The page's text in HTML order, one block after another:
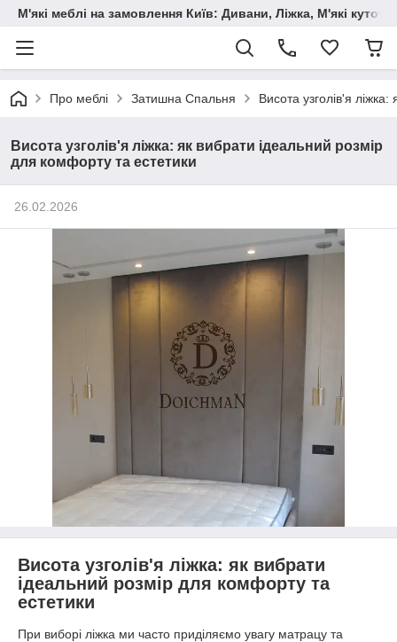
М'які меблі на замовлення Київ: Дивани, Ліжка, М'які
Про меблі Затишна Спальня Висота узголів'я
Висота узголів'я ліжка: як вибрати ідеальний розмір
для комфорту та естетики
26.02.2026
Висота узголів'я ліжка: як вибрати
ідеальний розмір для комфорту та
естетики
При виборі ліжка ми часто приділяємо увагу матрацу та